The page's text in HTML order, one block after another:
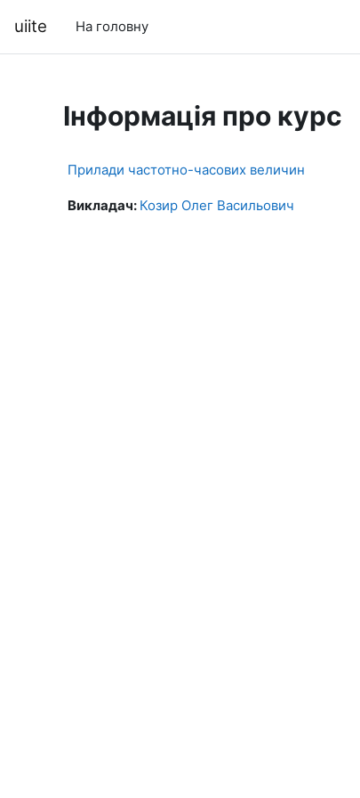
uiite На головну
Інформація про курс
Прилади частотно-часових величин
Викладач: Козир Олег Васильович